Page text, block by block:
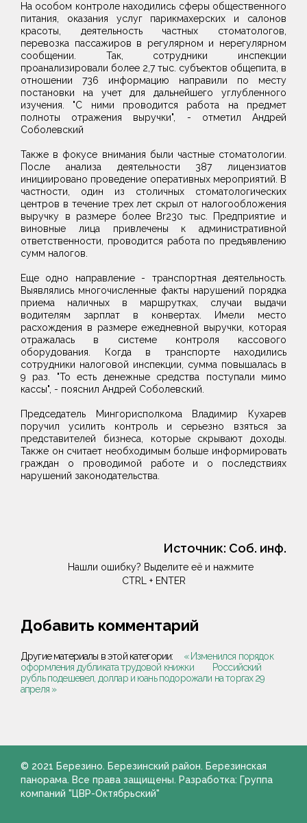
На особом контроле находились сферы общественного
питания, оказания услуг парикмахерских и салонов
красоты, деятельность частных стоматологов,
перевозка пассажиров в регулярном и нерегулярном
сообщении. Так, сотрудники инспекции
проанализировали более 2,7 тыс. субъектов общепита, в
отношении 736 информацию направили по месту
постановки на учет для дальнейшего углубленного
изучения. "С ними проводится работа на предмет
полноты отражения выручки", - отметил Андрей
Соболевский
Также в фокусе внимания были частные стоматологии.
После анализа деятельности 387 лицензиатов
инициировано проведение оперативных мероприятий. В
частности, один из столичных стоматологических
центров в течение трех лет скрыл от налогообложения
выручку в размере более Br230 тыс. Предприятие и
виновные лица привлечены к административной
ответственности, проводится работа по предъявлению
сумм налогов.
Еще одно направление - транспортная деятельность.
Выявлялись многочисленные факты нарушений порядка
приема наличных в маршрутках, случаи выдачи
водителям зарплат в конвертах. Имели место
расхождения в размере ежедневной выручки, которая
отражалась в системе контроля кассового
оборудования. Когда в транспорте находились
сотрудники налоговой инспекции, сумма повышалась в
9 раз. "То есть денежные средства поступали мимо
кассы", - пояснил Андрей Соболевский.
Председатель Мингорисполкома Владимир Кухарев
поручил усилить контроль и серьезно взяться за
представителей бизнеса, которые скрывают доходы.
Также он считает необходимым больше информировать
граждан о проводимой работе и о последствиях
нарушений законодательства.
Источник: Соб. инф.
Нашли ошибку? Выделите её и нажмите
CTRL + ENTER
Добавить комментарий
Другие материалы в этой категории:
« Изменился порядок
оформления дубликата трудовой книжки
Российский
рубль подешевел, доллар и юань подорожали на торгах 29
апреля »
© 2021 Березино. Березинский район. Березинская
панорама. Все права защищены. Разработка: Группа
компаний "ЦВР-Октябрьский"